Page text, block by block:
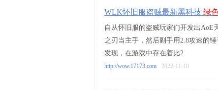
WLK怀旧服盗贼最新黑科技 绿
自从怀旧服的盗贼玩家们开发出
之刃当主手，然后副手用2.8攻速的
发现，在游戏中存在着比2
http://wow.17173.com 2022-11-10